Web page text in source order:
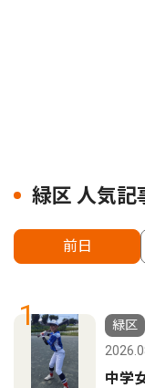
緑区 人気記
前日
1
緑区
中学